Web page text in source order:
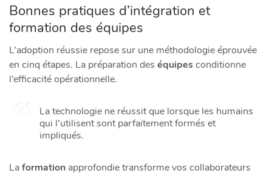
Bonnes pratiques d’intégration et
formation des équipes
L’adoption réussie repose sur une méthodologie éprouvée
en cinq étapes. La préparation des équipesconditionne
l’efficacité opérationnelle.
La technologie ne réussit que lorsque les humains
qui l’utilisent sont parfaitement formés et
impliqués.
Laformation approfondie transforme vos collaborateurs